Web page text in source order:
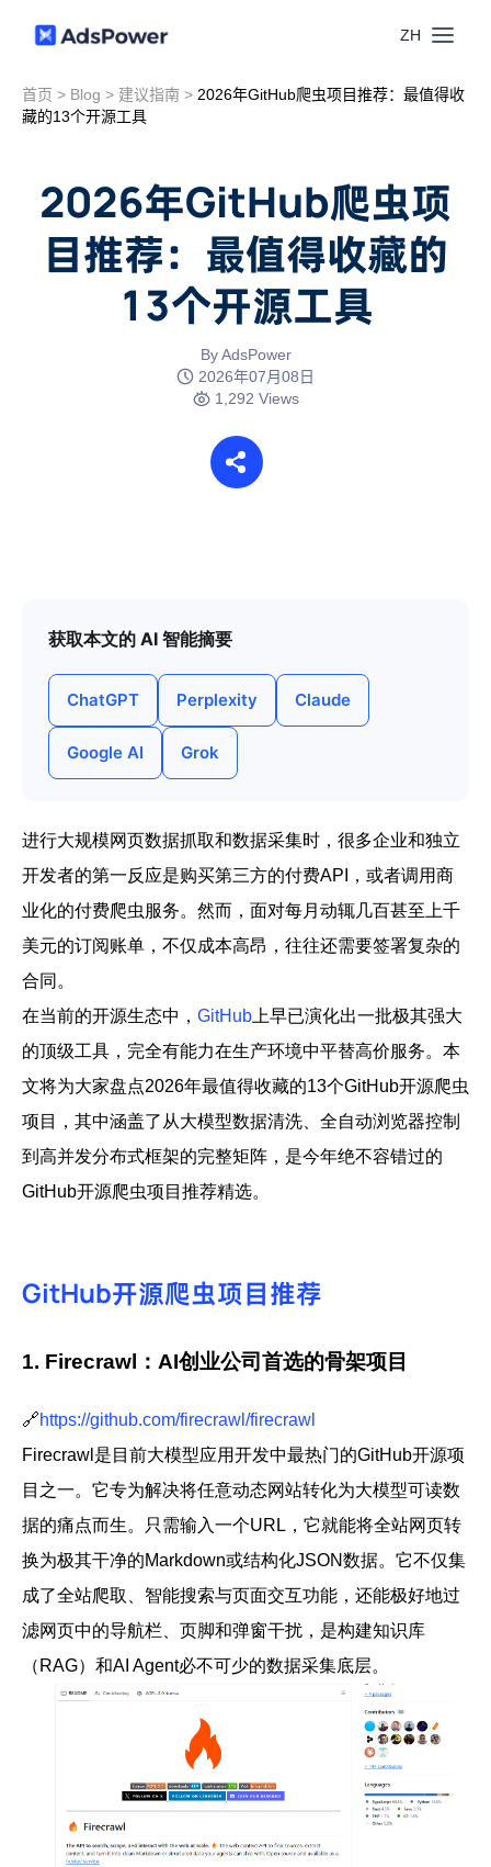
ZH
功能
窗口同步
云手机
账号安全
联盟营销
跨境电商
流量套利
票务管理
博客中心
免费工具
RPA模板
推广返现
首页 > Blog > 建议指南 > 2026年GitHub爬虫项目推荐：最值得收
藏的13个开源工具
2026年GitHub爬虫项
目推荐：最值得收藏的
13个开源工具
By AdsPower
2026年07月08日
1,292 Views
获取本文的 AI 智能摘要
ChatGPT Perplexity Claude
Google AI Grok
进行大规模网页数据抓取和数据采集时，很多企业和独立
开发者的第一反应是购买第三方的付费API，或者调用商
业化的付费爬虫服务。然而，面对每月动辄几百甚至上千
美元的订阅账单，不仅成本高昂，往往还需要签署复杂的
合同。
在当前的开源生态中， GitHub 上早已演化出一批极其强大
的顶级工具，完全有能力在生产环境中平替高价服务。本
文将为大家盘点2026年最值得收藏的13个GitHub开源爬虫
项目，其中涵盖了从大模型数据清洗、全自动浏览器控制
到高并发分布式框架的完整矩阵，是今年绝不容错过的
GitHub开源爬虫项目推荐精选。
GitHub开源爬虫项目推荐
1. Firecrawl：AI创业公司首选的骨架项目
🔗https://github.com/firecrawl/firecrawl
Firecrawl 是目前大模型应用开发中最热门的GitHub开源项
目 之一。它专为解决将任意动态网站转化为大模型可读数
据的痛点而生。只需输入一个URL，它就能将全站网页转
换为极其干净的Markdown或结构化JSON数据。它不仅集
成了全站爬取、智能搜索与页面交互功能，还能极好地过
滤网页中的导航栏、页脚和弹窗干扰，是构建知识库
（RAG）和AI Agent必不可少的数据采集底层。